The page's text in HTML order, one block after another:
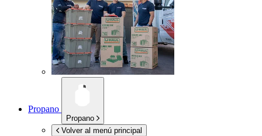
Propano
Propano
Volver al menú principal